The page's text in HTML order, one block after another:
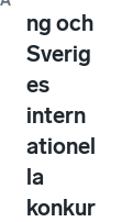
ng och
Sverig
es
intern
ationel
la
konkur